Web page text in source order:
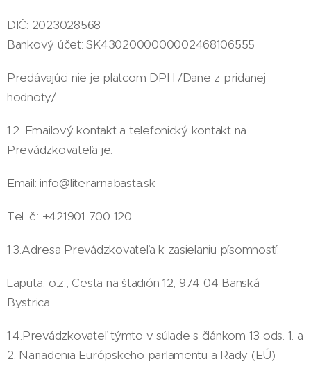
DIČ: 2023028568
Bankový účet: SK4302000000002468106555
Predávajúci nie je platcom DPH /Dane z pridanej
hodnoty/
1.2. Emailový kontakt a telefonický kontakt na
Prevádzkovateľa je:
Email: info@literarnabasta.sk
Tel. č.: +421901 700 120
1.3.Adresa Prevádzkovateľa k zasielaniu písomností:
Laputa, o.z., Cesta na štadión 12, 974 04 Banská
Bystrica
1.4.Prevádzkovateľ týmto v súlade s článkom 13 ods. 1. a
2. Nariadenia Európskeho parlamentu a Rady (EÚ)